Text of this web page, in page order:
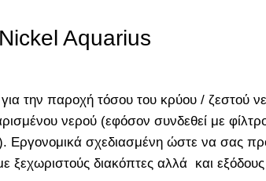
Aquarius
την παροχή τόσου του κρύου / ζεστού
νερού (εφόσον συνδεθεί με
σχεδιασμένη ώστε να σας
ξεχωριστούς διακόπτες αλλά και